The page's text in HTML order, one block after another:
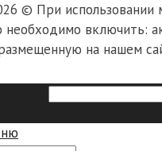
© При использовании
необходимо включить:
на нашем